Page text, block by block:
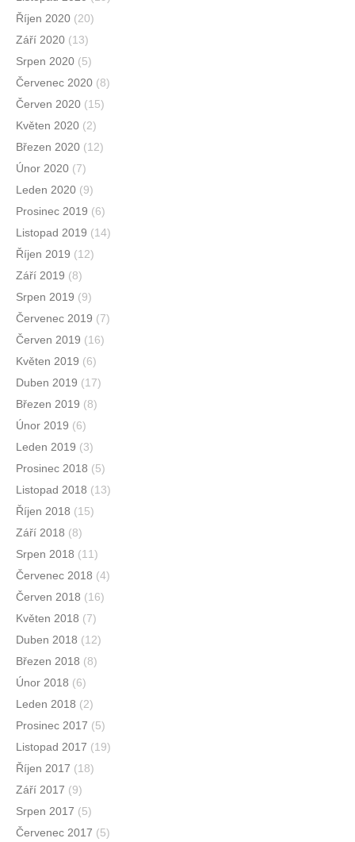
Říjen 2020 (20)
Září 2020 (13)
Srpen 2020 (5)
Červenec 2020 (8)
Červen 2020 (15)
Květen 2020 (2)
Březen 2020 (12)
Únor 2020 (7)
Leden 2020 (9)
Prosinec 2019 (6)
Listopad 2019 (14)
Říjen 2019 (12)
Září 2019 (8)
Srpen 2019 (9)
Červenec 2019 (7)
Červen 2019 (16)
Květen 2019 (6)
Duben 2019 (17)
Březen 2019 (8)
Únor 2019 (6)
Leden 2019 (3)
Prosinec 2018 (5)
Listopad 2018 (13)
Říjen 2018 (15)
Září 2018 (8)
Srpen 2018 (11)
Červenec 2018 (4)
Červen 2018 (16)
Květen 2018 (7)
Duben 2018 (12)
Březen 2018 (8)
Únor 2018 (6)
Leden 2018 (2)
Prosinec 2017 (5)
Listopad 2017 (19)
Říjen 2017 (18)
Září 2017 (9)
Srpen 2017 (5)
Červenec 2017 (5)